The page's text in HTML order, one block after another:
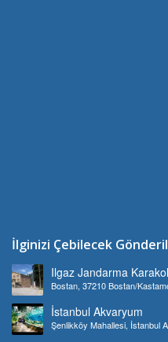
İlginizi Çebilecek
Ilgaz Jandarma
Bostan, 37210 Bostan/
İstanbul Akvaryum
Şenlikköy Mahallesi, İstanbul